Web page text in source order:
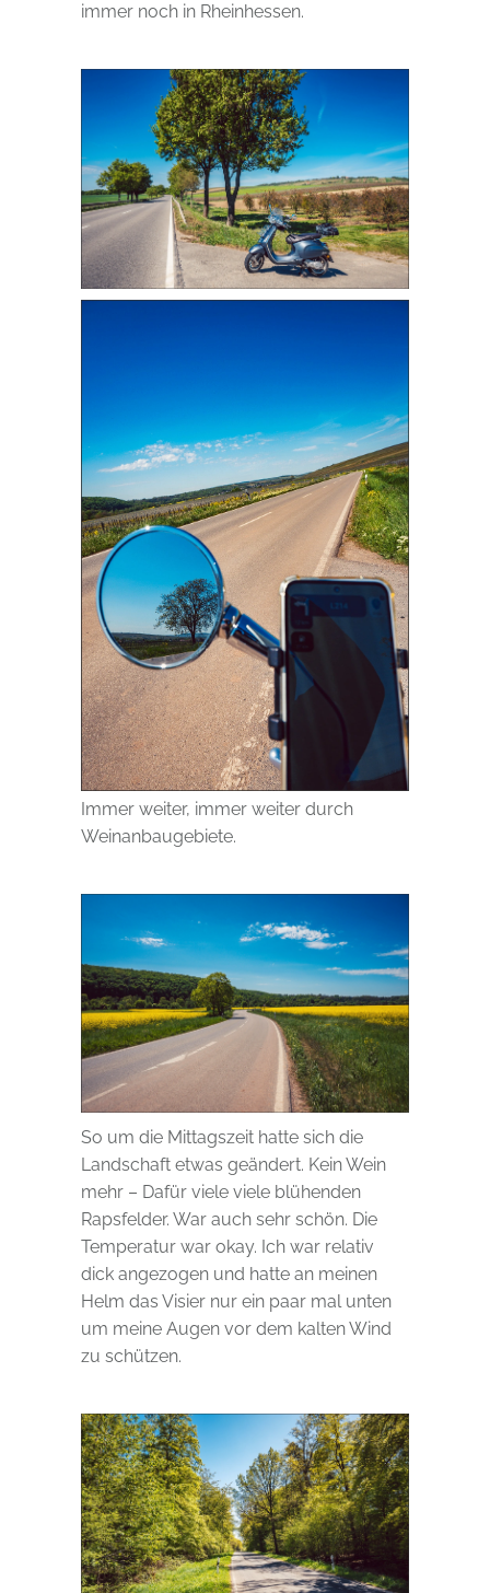
immer noch in Rheinhessen.
Immer weiter, immer weiter durch
Weinanbaugebiete.
So um die Mittagszeit hatte sich die
Landschaft etwas geändert. Kein Wein
mehr – Dafür viele viele blühenden
Rapsfelder. War auch sehr schön. Die
Temperatur war okay. Ich war relativ
dick angezogen und hatte an meinen
Helm das Visier nur ein paar mal unten
um meine Augen vor dem kalten Wind
zu schützen.